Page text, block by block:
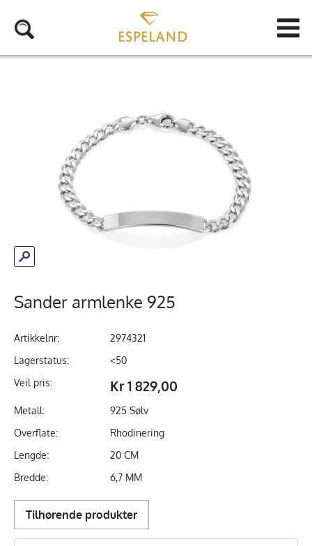
Sander armlenke 925
Artikkelnr:
2974321
Lagerstatus:
<50
Veil pris:
Kr 1 829,00
Metall:
925 Sølv
Overflate:
Rhodinering
Lengde:
20 CM
Bredde:
6,7 MM
Tilhørende produkter